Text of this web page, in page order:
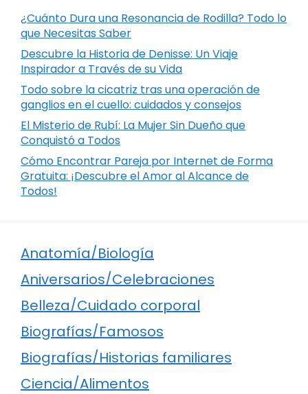
¿Cuánto Dura una Resonancia de Rodilla? Todo lo
que Necesitas Saber
Descubre la Historia de Denisse: Un Viaje
Inspirador a Través de su Vida
Todo sobre la cicatriz tras una operación de
ganglios en el cuello: cuidados y consejos
El Misterio de Rubí: La Mujer Sin Dueño que
Conquistó a Todos
Cómo Encontrar Pareja por Internet de Forma
Gratuita: ¡Descubre el Amor al Alcance de
Todos!
Anatomía/Biología
Aniversarios/Celebraciones
Belleza/Cuidado corporal
Biografías/Famosos
Biografías/Historias familiares
Ciencia/Alimentos